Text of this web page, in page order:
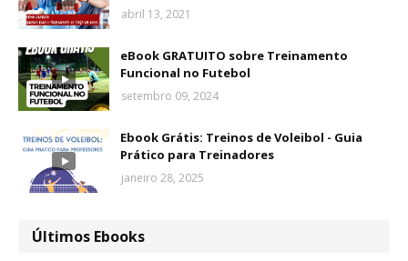
abril 13, 2021
eBook GRATUITO sobre Treinamento
Funcional no Futebol
setembro 09, 2024
Ebook Grátis: Treinos de Voleibol - Guia
Prático para Treinadores
janeiro 28, 2025
Últimos Ebooks